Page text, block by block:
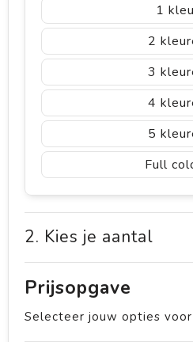
1
2
3
4
5
Full
2. Kies je aantal
Prijsopgave
Selecteer jouw opties